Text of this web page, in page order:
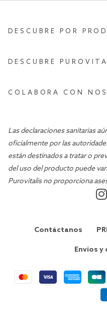
DESCUBRE POR
DESCUBRE
COLABORA CON
Las declaraciones sanitarias
oficialmente por las
están destinados a tratar o
del uso del producto puede
Purovitalis no proporciona
Contáctanos
Envíos y